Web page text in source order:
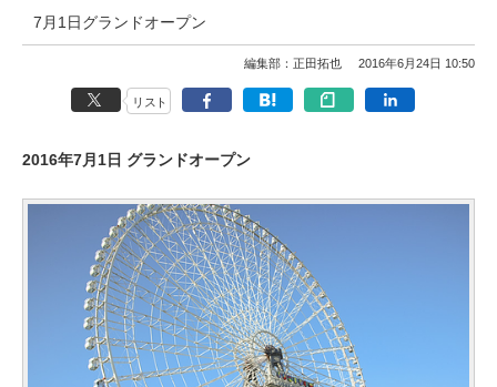
7月1日グランドオープン
編集部：正田拓也 2016年6月24日 10:50
リスト
2016年7月1日 グランドオープン